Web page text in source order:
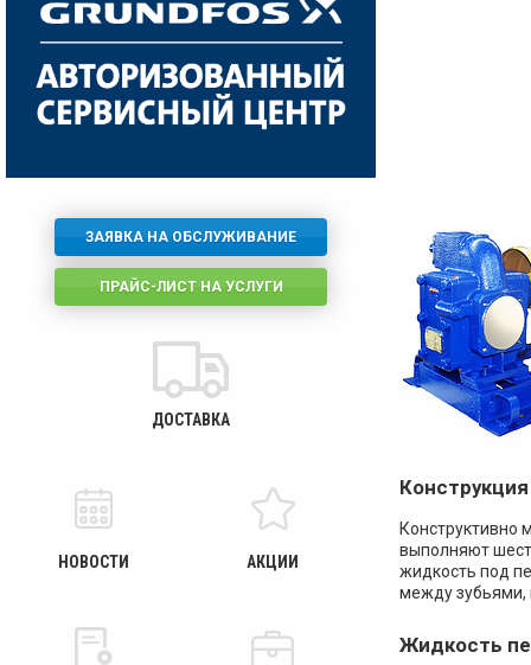
Конструктивно
выполняют
жидкость под
между зубьями,
Жидкость
ЗАЯВКА НА ОБСЛУЖИВАНИЕ
ПРАЙС-ЛИСТ НА УСЛУГИ
ДОСТАВКА
НОВОСТИ АКЦИИ